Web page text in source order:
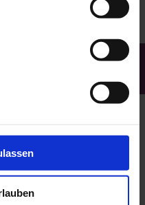
GmbH
2a